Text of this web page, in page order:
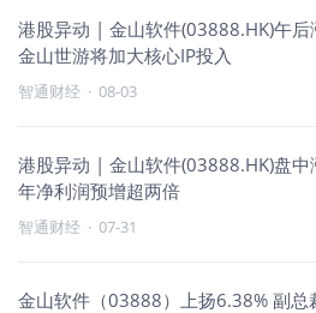
港股异动 | 金山软件(03888.HK)午
金山世游将加大核心IP投入
智通财经 · 08-03
港股异动 | 金山软件(03888.HK)盘
年净利润预增超两倍
智通财经 · 07-31
金山软件（03888）上扬6.38% 副总